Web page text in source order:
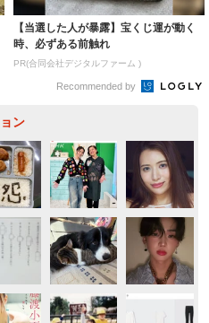
【当選した人が暴露】宝くじ運が動く
時、必ずある前触れ
PR(合同会社デジタルファーム )
Recommended by
ン